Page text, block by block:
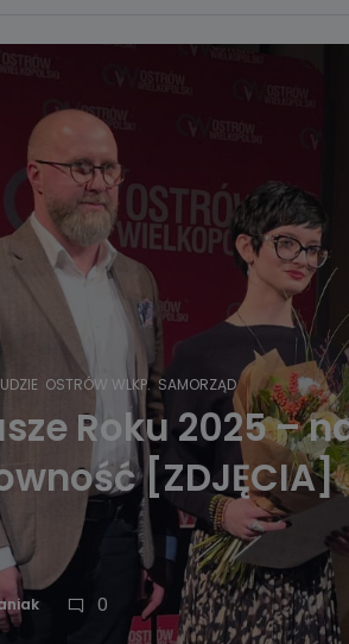
OSTRÓW WLKP. SAMORZĄD
Roku 2025 –
[ZDJĘCIA]
0